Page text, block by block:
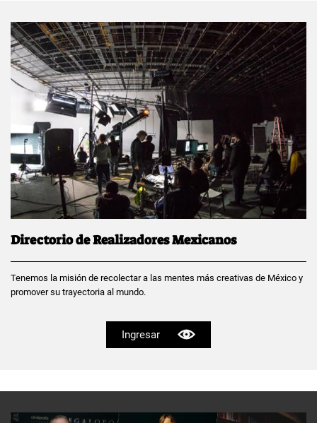
Directorio de Realizadores Mexicanos
Tenemos la misión de recolectar a las mentes más creativas de México y
promover su trayectoria al mundo.
Ingresar